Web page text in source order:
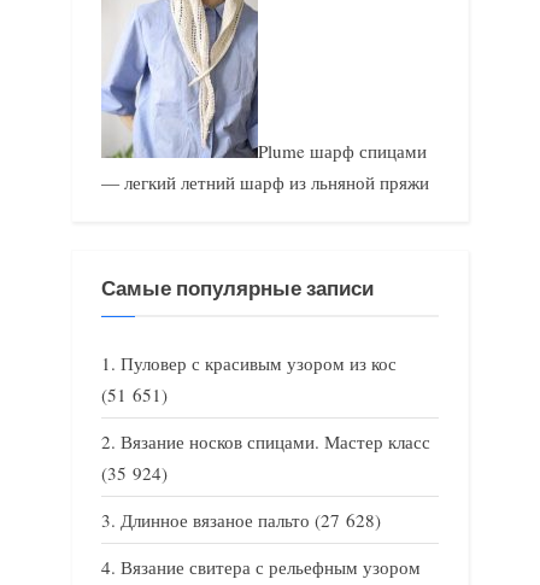
Plume шарф спицами
— легкий летний шарф из льняной пряжи
Самые популярные записи
Пуловер с красивым узором из кос
(51 651)
Вязание носков спицами. Мастер класс
(35 924)
Длинное вязаное пальто (27 628)
Вязание свитера с рельефным узором